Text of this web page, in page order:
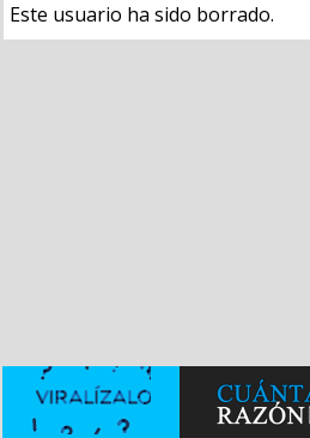
Este usuario ha sido borrado.